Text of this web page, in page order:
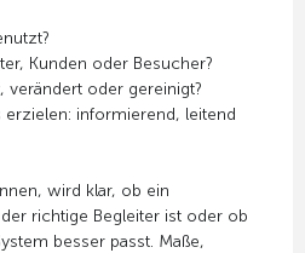
Kunden oder Besucher?
oder gereinigt?
informierend, leitend
wird klar, ob ein
richtige Begleiter ist oder ob
besser passt. Maße,